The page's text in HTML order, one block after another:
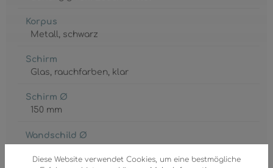
Diese Website verwendet Cookies, um eine bestmögliche
Korpus
Metall , schwarz
Schirm
Glas, rauchfarben, klar
Schirm Ø
150 mm
Wandschild Ø